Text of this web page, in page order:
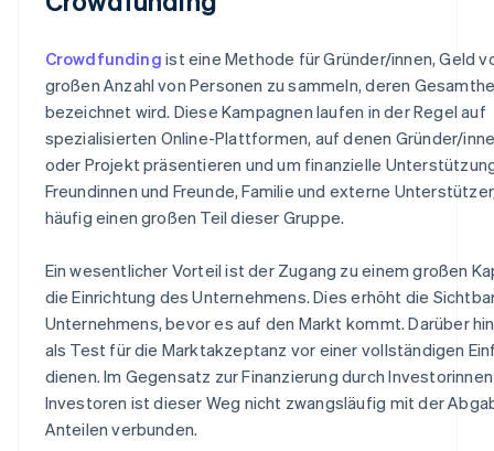
Crowdfunding ist eine Methode für Gründer/innen, Geld
großen Anzahl von Personen zu sammeln, deren
bezeichnet wird. Diese Kampagnen laufen in der Regel auf
spezialisierten Online-Plattformen, auf denen Gründer/
oder Projekt präsentieren und um finanzielle
Freundinnen und Freunde, Familie und externe
häufig einen großen Teil dieser Gruppe.
Ein wesentlicher Vorteil ist der Zugang zu einem großen
die Einrichtung des Unternehmens. Dies erhöht die
Unternehmens, bevor es auf den Markt kommt. Darüber
als Test für die Marktakzeptanz vor einer vollständigen
dienen. Im Gegensatz zur Finanzierung durch
Investoren ist dieser Weg nicht zwangsläufig mit der
Anteilen verbunden.